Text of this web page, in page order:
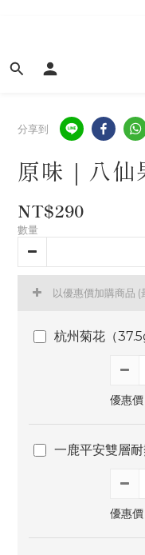
分享到
原味｜八仙
NT$290
數量
以優惠價加購商品 (
杭州菊花（
優惠
一鹿平安雙層
優惠